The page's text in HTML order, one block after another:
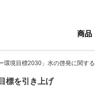
商品
環境目標2030」水の啓発に関す
標を引き上げ